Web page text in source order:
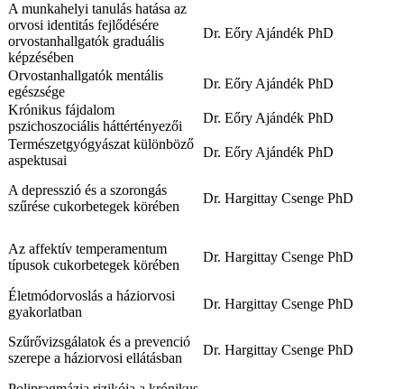
A munkahelyi tanulás hatása az
orvosi identitás fejlődésére
orvostanhallgatók graduális
képzésében
Dr. Eőry Ajándék PhD
Orvostanhallgatók mentális
egészsége
Dr. Eőry Ajándék PhD
Krónikus fájdalom
pszichoszociális háttértényezői
Dr. Eőry Ajándék PhD
Természetgyógyászat különböző
aspektusai
Dr. Eőry Ajándék PhD
A depresszió és a szorongás
szűrése cukorbetegek körében
Dr. Hargittay Csenge PhD
Az affektív temperamentum
típusok cukorbetegek körében
Dr. Hargittay Csenge PhD
Életmódorvoslás a háziorvosi
gyakorlatban
Dr. Hargittay Csenge PhD
Szűrővizsgálatok és a prevenció
szerepe a háziorvosi ellátásban
Dr. Hargittay Csenge PhD